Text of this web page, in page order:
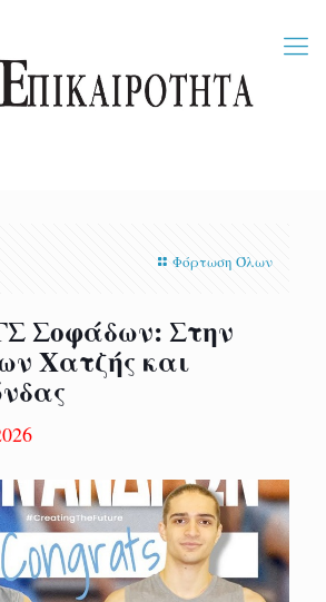
Φόρτωση Όλων
Σοφάδων: Στην
Χατζής και